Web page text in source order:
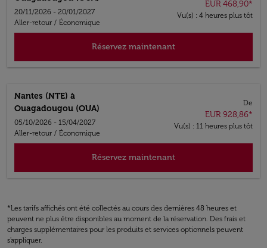
20/11/2026 - 20/01/2027
Aller-retour / Économique
EUR 468,90*
Vu(s) : 4 heures plus tôt
Réservez maintenant
Nantes (NTE) à
Ouagadougou (OUA)
05/10/2026 - 15/04/2027
Aller-retour / Économique
De
EUR 928,86*
Vu(s) : 11 heures plus tôt
Réservez maintenant
*Les tarifs affichés ont été collectés au cours des dernières 48 heures et
peuvent ne plus être disponibles au moment de la réservation. Des frais et
charges supplémentaires pour les produits et services optionnels peuvent
s'appliquer.